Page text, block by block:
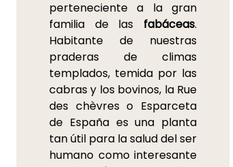
perteneciente a la gran
familia de las fabáceas.
Habitante de nuestras
praderas de climas
templados, temida por las
cabras y los bovinos, la Rue
des chèvres o Esparceta
de España es una planta
tan útil para la salud del ser
humano como interesante